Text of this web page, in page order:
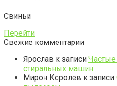
Свиньи
Перейти
Свежие комментарии
Ярослав к записи
стиральных машин
Мирон Королев к записи